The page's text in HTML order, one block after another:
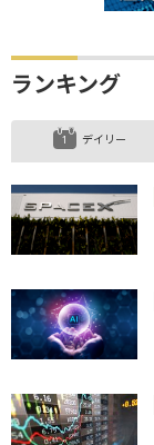
ランキング
デイリー